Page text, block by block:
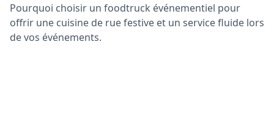
Pourquoi choisir un foodtruck événementiel pour
offrir une cuisine de rue festive et un service fluide lors
de vos événements.